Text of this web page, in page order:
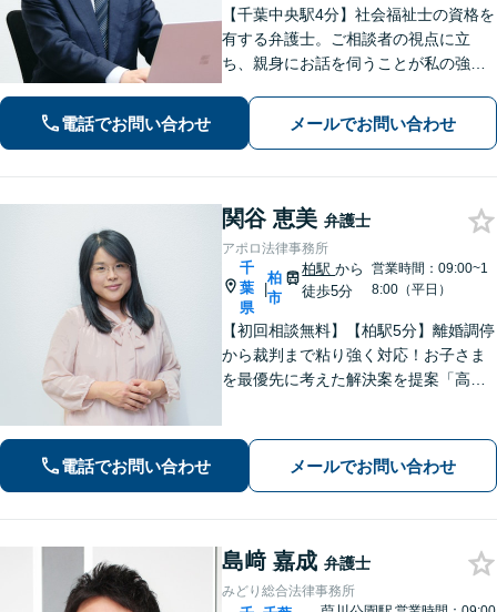
【千葉中央駅4分】社会福祉士の資格を
有する弁護士。ご相談者の視点に立
ち、親身にお話を伺うことが私の強み
だろうか」と迷われている方でも、ま
ずはお気軽にご相談ください【休日・
電話でお問い合わせ メールでお問い合わせ
関谷 恵美 弁護士
アポロ法律事務所
千
葉
県
|
柏
市
柏駅から
徒歩5分
営業時間：09:00~1
8:00（平日）
【初回相談無料】【柏駅5分】離婚調停
から裁判まで粘り強く対応！お子さま
を最優先に考えた解決案を提案「高齢
産相続に強い」【完全個室制】【休
日・夜間面談可】【分割・後払い対
電話でお問い合わせ メールでお問い合わせ
島﨑 嘉成 弁護士
みどり総合法律事務所